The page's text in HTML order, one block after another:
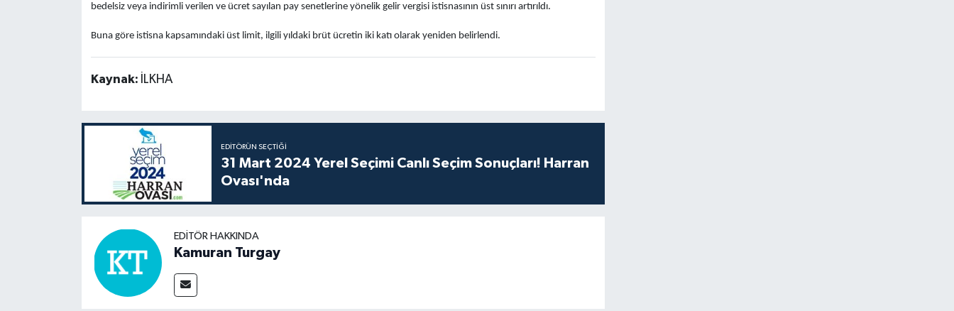
bedelsiz veya indirimli verilen ve ücret sayılan pay senetlerine yönelik gelir vergisi istisnasının üst sınırı artırıldı.
Buna göre istisna kapsamındaki üst limit, ilgili yıldaki brüt ücretin iki katı olarak yeniden belirlendi.
Kaynak: İLKHA
EDITÖRÜN SEÇTIĞI
31 Mart 2024 Yerel Seçimi Canlı Seçim Sonuçları! Harran
Ovası'nda
EDITÖR HAKKINDA
Kamuran Turgay